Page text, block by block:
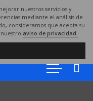
nuestros servicios y
mediante el análisis de
consideramos que acepta su
aviso de privacidad.